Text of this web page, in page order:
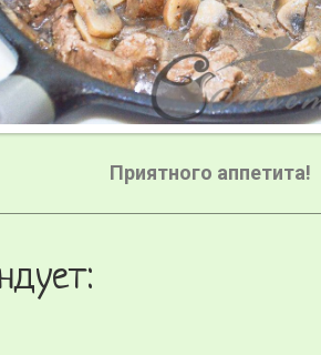
Приятного аппетита!